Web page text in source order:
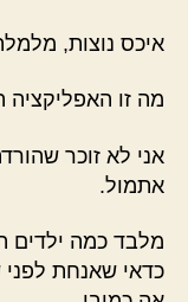
איכס נוצות,
מה זו האפליקציה
אני לא זוכר
אתמול.
מלבד כמה ילדים
כדאי שאנחת